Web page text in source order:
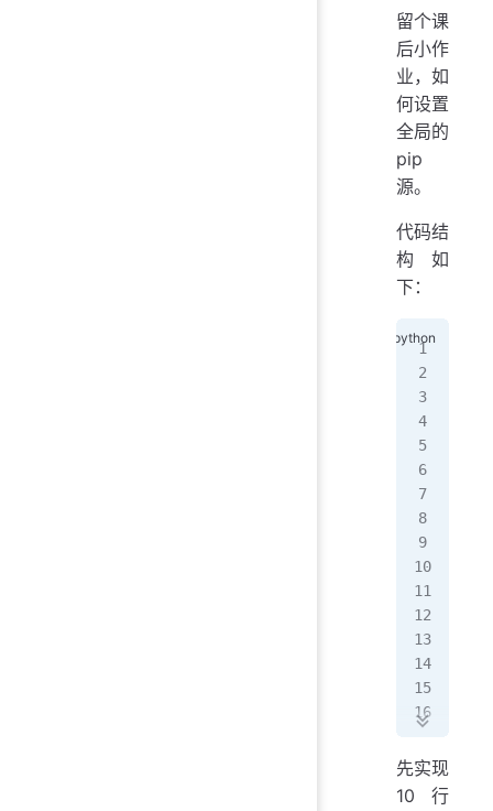
留个课
后小作
业，如
何设置
全局的
pip
源。
代码结
构如
下：
先实现
10 行